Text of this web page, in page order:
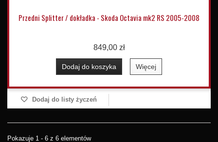
Przedni Splitter / dokładka - Skoda Octavia mk2 RS 2005-2008
849,00 zł
Dodaj do koszyka Więcej
Dodaj do listy życzeń
Pokazuje 1 - 6 z 6 elementów